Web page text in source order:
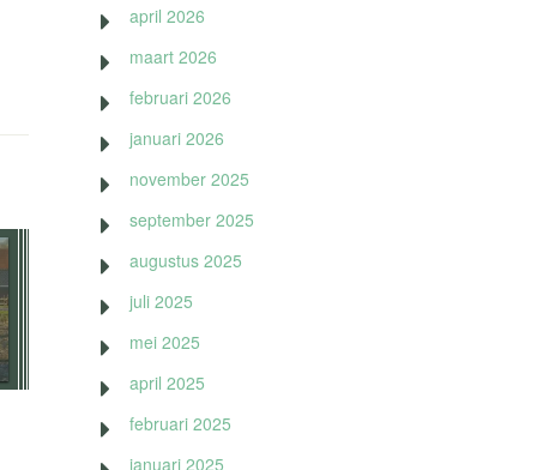
april 2026
maart 2026
februari 2026
januari 2026
november 2025
september 2025
augustus 2025
juli 2025
mei 2025
april 2025
februari 2025
januari 2025